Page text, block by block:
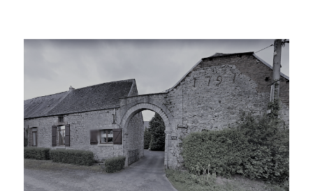
Censes en Avesnois à la fin de